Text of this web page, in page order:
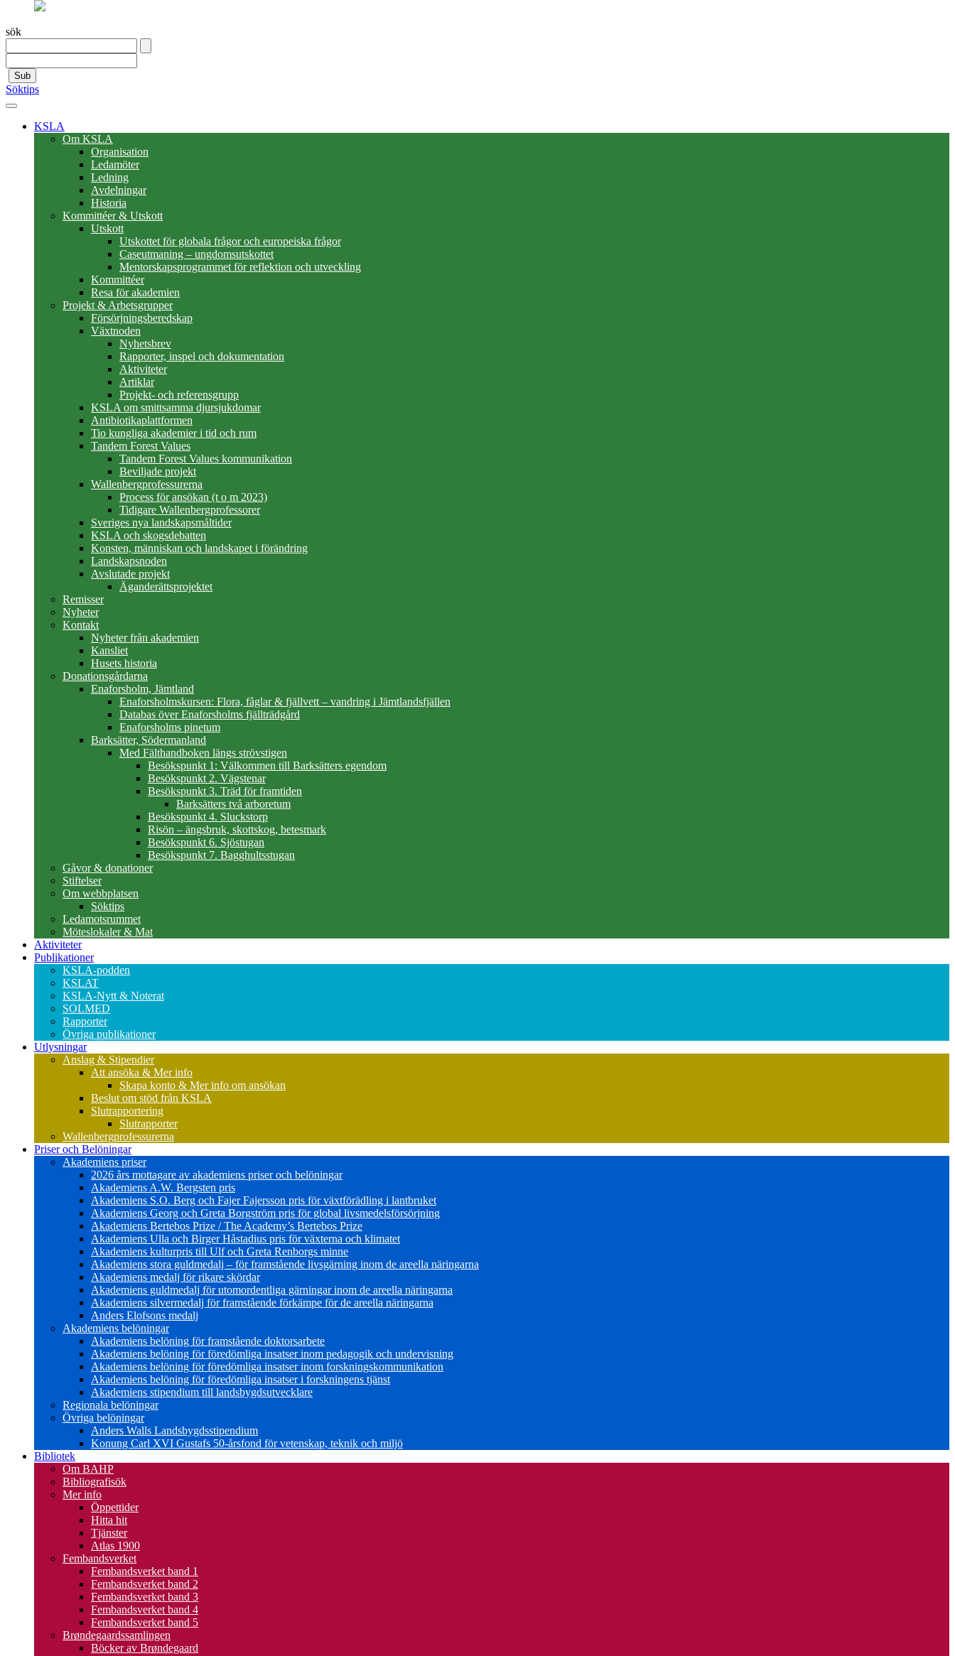
sök
Sub
Söktips
KSLA
Om KSLA
Organisation
Ledamöter
Ledning
Avdelningar
Historia
Kommittéer & Utskott
Utskott
Utskottet för globala frågor och europeiska frågor
Caseutmaning – ungdomsutskottet
Mentorskapsprogrammet för reflektion och utveckling
Kommittéer
Resa för akademien
Projekt & Arbetsgrupper
Försörjningsberedskap
Växtnoden
Nyhetsbrev
Rapporter, inspel och dokumentation
Aktiviteter
Artiklar
Projekt- och referensgrupp
KSLA om smittsamma djursjukdomar
Antibiotikaplattformen
Tio kungliga akademier i tid och rum
Tandem Forest Values
Tandem Forest Values kommunikation
Beviljade projekt
Wallenbergprofessurerna
Process för ansökan (t o m 2023)
Tidigare Wallenbergprofessorer
Sveriges nya landskapsmåltider
KSLA och skogsdebatten
Konsten, människan och landskapet i förändring
Landskapsnoden
Avslutade projekt
Äganderättsprojektet
Remisser
Nyheter
Kontakt
Nyheter från akademien
Kansliet
Husets historia
Donationsgårdarna
Enaforsholm, Jämtland
Enaforsholmskursen: Flora, fåglar & fjällvett – vandring i Jämtlandsfjällen
Databas över Enaforsholms fjällträdgård
Enaforsholms pinetum
Barksätter, Södermanland
Med Fälthandboken längs strövstigen
Besökspunkt 1: Välkommen till Barksätters egendom
Besökspunkt 2. Vägstenar
Besökspunkt 3. Träd för framtiden
Barksätters två arboretum
Besökspunkt 4. Sluckstorp
Risön – ängsbruk, skottskog, betesmark
Besökspunkt 6. Sjöstugan
Besökspunkt 7. Bagghultsstugan
Gåvor & donationer
Stiftelser
Om webbplatsen
Söktips
Ledamotsrummet
Möteslokaler & Mat
Aktiviteter
Publikationer
KSLA-podden
KSLAT
KSLA-Nytt & Noterat
SOLMED
Rapporter
Övriga publikationer
Utlysningar
Anslag & Stipendier
Att ansöka & Mer info
Skapa konto & Mer info om ansökan
Beslut om stöd från KSLA
Slutrapportering
Slutrapporter
Wallenbergprofessurerna
Priser och Belöningar
Akademiens priser
2026 års mottagare av akademiens priser och belöningar
Akademiens A.W. Bergsten pris
Akademiens S.O. Berg och Fajer Fajersson pris för växtförädling i lantbruket
Akademiens Georg och Greta Borgström pris för global livsmedelsförsörjning
Akademiens Bertebos Prize / The Academy’s Bertebos Prize
Akademiens Ulla och Birger Håstadius pris för växterna och klimatet
Akademiens kulturpris till Ulf och Greta Renborgs minne
Akademiens stora guldmedalj – för framstående livsgärning inom de areella näringarna
Akademiens medalj för rikare skördar
Akademiens guldmedalj för utomordentliga gärningar inom de areella näringarna
Akademiens silvermedalj för framstående förkämpe för de areella näringarna
Anders Elofsons medalj
Akademiens belöningar
Akademiens belöning för framstående doktorsarbete
Akademiens belöning för föredömliga insatser inom pedagogik och undervisning
Akademiens belöning för föredömliga insatser inom forskningskommunikation
Akademiens belöning för föredömliga insatser i forskningens tjänst
Akademiens stipendium till landsbygdsutvecklare
Regionala belöningar
Övriga belöningar
Anders Walls Landsbygdsstipendium
Konung Carl XVI Gustafs 50-årsfond för vetenskap, teknik och miljö
Bibliotek
Om BAHP
Bibliografisök
Mer info
Öppettider
Hitta hit
Tjänster
Atlas 1900
Fembandsverket
Fembandsverket band 1
Fembandsverket band 2
Fembandsverket band 3
Fembandsverket band 4
Fembandsverket band 5
Brøndegaardssamlingen
Böcker av Brøndegaard